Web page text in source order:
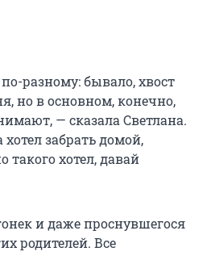
разному: бывало, хвост
но в основном, конечно,
— сказала Светлана.
забрать домой,
такого хотел, давай
и даже проснувшегося
родителей. Все